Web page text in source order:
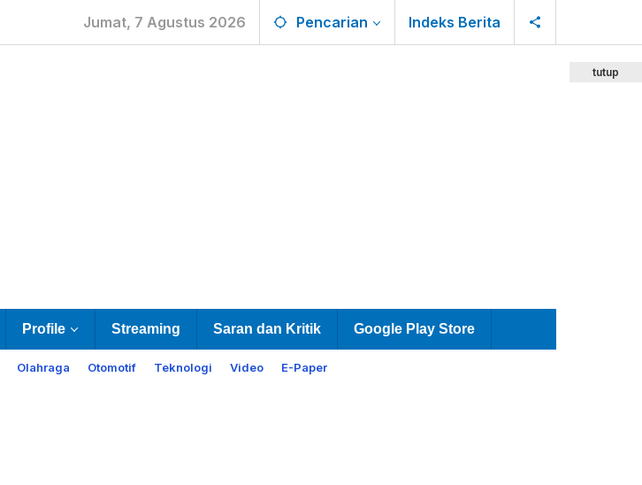
Jumat, 7 Agustus 2026 Pencarian Indeks Berita
Profile Streaming Saran dan Kritik Google Play Store
Olahraga Otomotif Teknologi Video E-Paper
tutup